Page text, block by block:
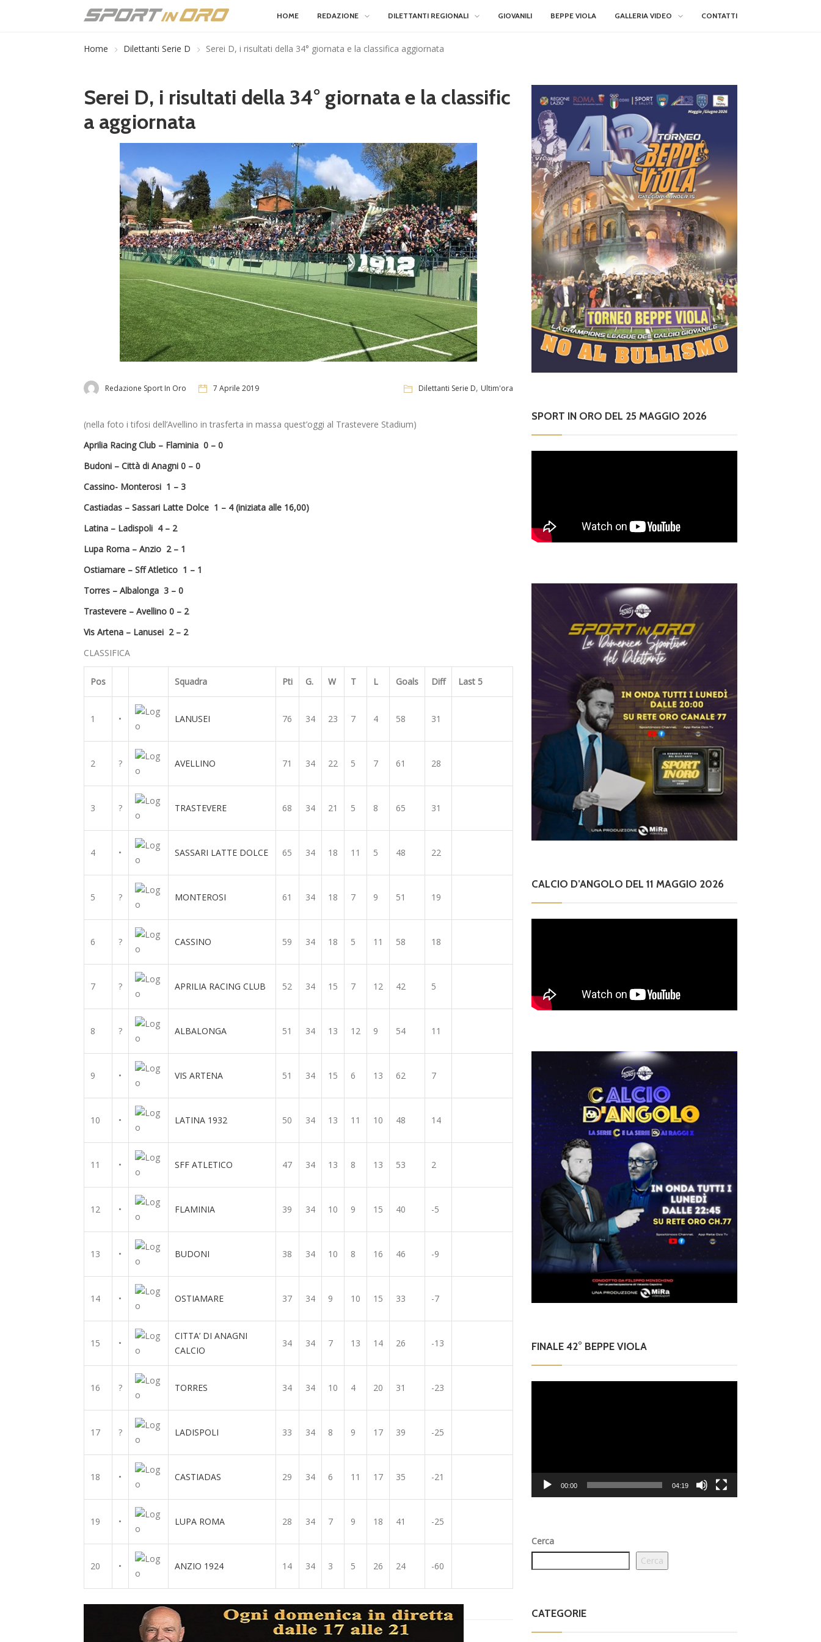
HOME REDAZIONE DILETTANTI REGIONALI GIOVANILI BEPPE VIOLA GALLERIA VIDEO CONTATTI
Home Dilettanti Serie D Serei D, i risultati della 34° giornata e la classifica aggiornata
Serei D, i risultati della 34° giornata e la classific
a aggiornata
Redazione Sport In Oro 7 Aprile 2019 Dilettanti Serie D, Ultim'ora
(nella foto i tifosi dell’Avellino in trasferta in massa quest’oggi al Trastevere Stadium)
Aprilia Racing Club – Flaminia 0 – 0
Budoni – Città di Anagni 0 – 0
Cassino- Monterosi 1 – 3
Castiadas – Sassari Latte Dolce 1 – 4 (iniziata alle 16,00)
Latina – Ladispoli 4 – 2
Lupa Roma – Anzio 2 – 1
Ostiamare – Sff Atletico 1 – 1
Torres – Albalonga 3 – 0
Trastevere – Avellino 0 – 2
Vis Artena – Lanusei 2 – 2
CLASSIFICA
Pos Squadra Pti G. W T L Goals Diff Last 5
1 • LANUSEI 76 34 23 7 4 58 31
2 ? AVELLINO 71 34 22 5 7 61 28
3 ? TRASTEVERE 68 34 21 5 8 65 31
4 • SASSARI LATTE DOLCE 65 34 18 11 5 48 22
5 ? MONTEROSI 61 34 18 7 9 51 19
6 ? CASSINO 59 34 18 5 11 58 18
7 ? APRILIA RACING CLUB 52 34 15 7 12 42 5
8 ? ALBALONGA 51 34 13 12 9 54 11
9 • VIS ARTENA 51 34 15 6 13 62 7
10 • LATINA 1932 50 34 13 11 10 48 14
11 • SFF ATLETICO 47 34 13 8 13 53 2
12 • FLAMINIA 39 34 10 9 15 40 -5
13 • BUDONI 38 34 10 8 16 46 -9
14 • OSTIAMARE 37 34 9 10 15 33 -7
15 •
CITTA’ DI ANAGNI
CALCIO
34 34 7 13 14 26 -13
16 ? TORRES 34 34 10 4 20 31 -23
17 ? LADISPOLI 33 34 8 9 17 39 -25
18 • CASTIADAS 29 34 6 11 17 35 -21
19 • LUPA ROMA 28 34 7 9 18 41 -25
20 • ANZIO 1924 14 34 3 5 26 24 -60
SPORT IN ORO DEL 25 MAGGIO 2026
CALCIO D’ANGOLO DEL 11 MAGGIO 2026
FINALE 42° BEPPE VIOLA
00:00 04:19
Cerca
Cerca
CATEGORIE